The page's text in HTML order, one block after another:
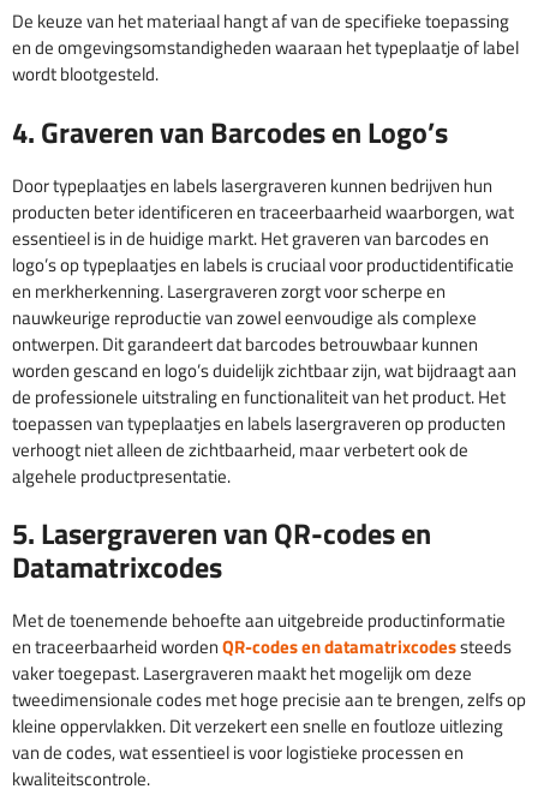
De keuze van het materiaal hangt af van de specifieke toepassing
en de omgevingsomstandigheden waaraan het typeplaatje of label
wordt blootgesteld.
4. Graveren van Barcodes en Logo’s
Door typeplaatjes en labels lasergraveren kunnen bedrijven hun
producten beter identificeren en traceerbaarheid waarborgen, wat
essentieel is in de huidige markt. Het graveren van barcodes en
logo’s op typeplaatjes en labels is cruciaal voor productidentificatie
en merkherkenning. Lasergraveren zorgt voor scherpe en
nauwkeurige reproductie van zowel eenvoudige als complexe
ontwerpen. Dit garandeert dat barcodes betrouwbaar kunnen
worden gescand en logo’s duidelijk zichtbaar zijn, wat bijdraagt aan
de professionele uitstraling en functionaliteit van het product. Het
toepassen van typeplaatjes en labels lasergraveren op producten
verhoogt niet alleen de zichtbaarheid, maar verbetert ook de
algehele productpresentatie.
5. Lasergraveren van QR-codes en
Datamatrixcodes
Met de toenemende behoefte aan uitgebreide productinformatie
en traceerbaarheid wordenQR-codes en datamatrixcodessteeds
vaker toegepast. Lasergraveren maakt het mogelijk om deze
tweedimensionale codes met hoge precisie aan te brengen, zelfs op
kleine oppervlakken. Dit verzekert een snelle en foutloze uitlezing
van de codes, wat essentieel is voor logistieke processen en
kwaliteitscontrole.